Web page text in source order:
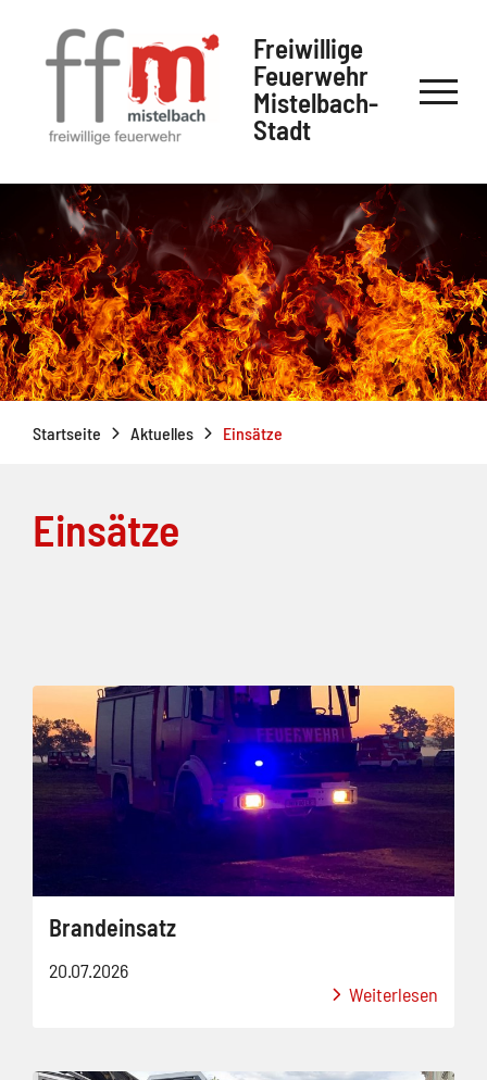
Freiwillige
Feuerwehr
Mistelbach-
Stadt
Startseite Aktuelles Einsätze
Einsätze
Brandeinsatz
20.07.2026
Weiterlesen